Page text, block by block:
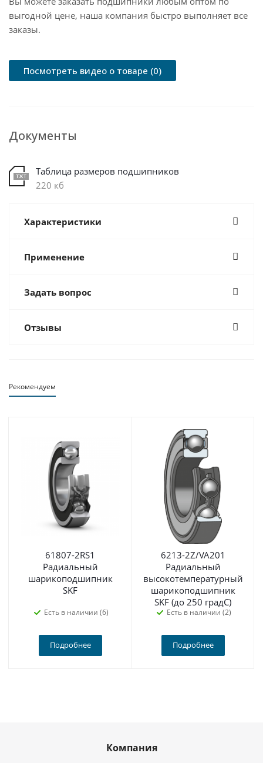
выгодной цене, наша компания быстро выполняет все
заказы.
Посмотреть видео о товаре (0)
Документы
Таблица размеров подшипников
220 кб
Характеристики
Применение
Задать вопрос
Отзывы
Рекомендуем
61807-2RS1
Радиальный
шарикоподшипник
SKF
Есть в наличии (6)
Подробнее
6213-2Z/VA201
Радиальный
высокотемпературный
шарикоподшипник
SKF (до 250 градС)
Есть в наличии (2)
Подробнее
Компания